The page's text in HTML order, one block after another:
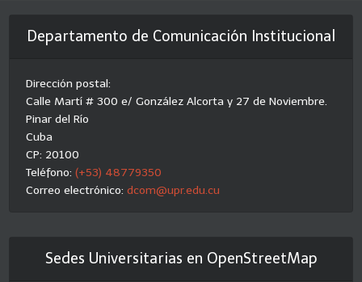
Departamento de Comunicación Institucional
Dirección postal:
Calle Martí # 300 e/ González Alcorta y 27 de Noviembre.
Pinar del Río
Cuba
CP: 20100
Teléfono:(+53) 48779350
Correo electrónico:dcom@upr.edu.cu
Sedes Universitarias en OpenStreetMap